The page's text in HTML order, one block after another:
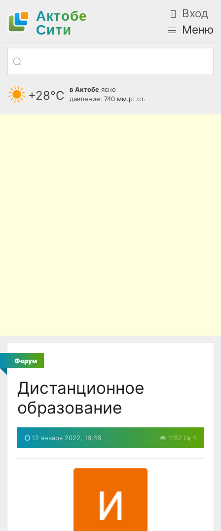
Актобе
Cити
Вход
Меню
+28°С в Актобе ясно
давление: 740 мм.рт.ст.
Форум
Дистанционное
образование
12 января 2022, 16:46 1152 4